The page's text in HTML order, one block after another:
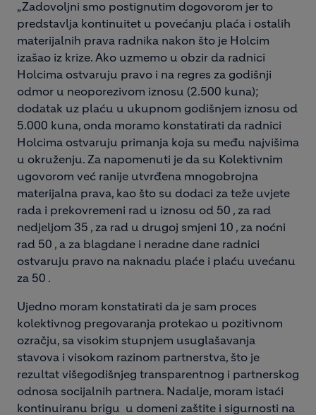
„Zadovoljni smo postignutim dogovorom jer to
predstavlja kontinuitet u povećanju plaća i ostalih
materijalnih prava radnika nakon što je Holcim
izašao iz krize. Ako uzmemo u obzir da radnici
Holcima ostvaruju pravo i na regres za godišnji
odmor u neoporezivom iznosu (2.500 kuna);
dodatak uz plaću u ukupnom godišnjem iznosu od
5.000 kuna, onda moramo konstatirati da radnici
Holcima ostvaruju primanja koja su među najvišima
u okruženju. Za napomenuti je da su Kolektivnim
ugovorom već ranije utvrđena mnogobrojna
materijalna prava, kao što su dodaci za teže uvjete
rada i prekovremeni rad u iznosu od 50 , za rad
nedjeljom 35 , za rad u drugoj smjeni 10 , za noćni
rad 50 , a za blagdane i neradne dane radnici
ostvaruju pravo na naknadu plaće i plaću uvećanu
za 50 .
Ujedno moram konstatirati da je sam proces
kolektivnog pregovaranja protekao u pozitivnom
ozračju, sa visokim stupnjem usuglašavanja
stavova i visokom razinom partnerstva, što je
rezultat višegodišnjeg transparentnog i partnerskog
odnosa socijalnih partnera. Nadalje, moram istaći
kontinuiranu brigu u domeni zaštite i sigurnosti na